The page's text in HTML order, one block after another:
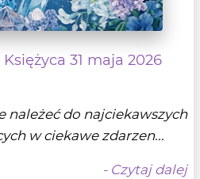
31 maja 2026
należeć do najciekawszych
w ciekawe zdarzen...
- Czytaj dalej